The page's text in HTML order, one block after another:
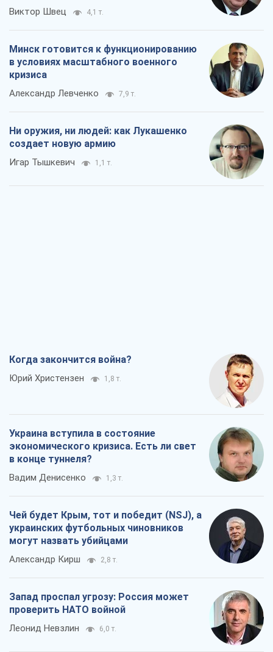
Виктор Швец 4,1 т.
Минск готовится к функционированию
в условиях масштабного военного
кризиса
Александр Левченко 7,9 т.
Ни оружия, ни людей: как Лукашенко
создает новую армию
Игар Тышкевич 1,1 т.
Когда закончится война?
Юрий Христензен 1,8 т.
Украина вступила в состояние
экономического кризиса. Есть ли свет
в конце туннеля?
Вадим Денисенко 1,3 т.
Чей будет Крым, тот и победит (NSJ), а
украинских футбольных чиновников
могут назвать убийцами
Александр Кирш 2,8 т.
Запад проспал угрозу: Россия может
проверить НАТО войной
Леонид Невзлин 6,0 т.